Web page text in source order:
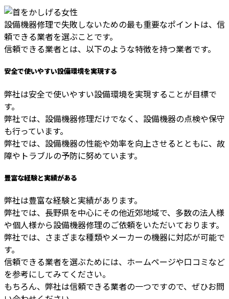
設備機器修理で失敗しないための最も重要なポイントは、信
頼できる業者を選ぶことです。
信頼できる業者とは、以下のような特徴を持つ業者です。
安全で使いやすい設備環境を実現する
弊社は安全で使いやすい設備環境を実現することが目標で
す。
弊社では、設備機器修理だけでなく、設備機器の点検や保守
も行っています。
弊社では、設備機器の性能や効率を向上させるとともに、故
障やトラブルの予防に努めています。
豊富な経験と実績がある
弊社は豊富な経験と実績があります。
弊社では、長野県を中心にその他近郊地域で、多数の法人様
や個人様から設備機器修理のご依頼をいただいております。
弊社では、さまざまな種類やメーカーの機器に対応が可能で
す。
信頼できる業者を選ぶためには、ホームページや口コミなど
を参考にしてみてください。
もちろん、弊社は信頼できる業者の一つですので、ぜひお問